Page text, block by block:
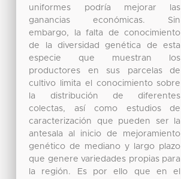
uniformes podría mejorar las
ganancias económicas. Sin
embargo, la falta de conocimiento
de la diversidad genética de esta
especie que muestran los
productores en sus parcelas de
cultivo limita el conocimiento sobre
la distribución de diferentes
colectas, así como estudios de
caracterización que pueden ser la
antesala al inicio de mejoramiento
genético de mediano y largo plazo
que genere variedades propias para
la región. Es por ello que en el